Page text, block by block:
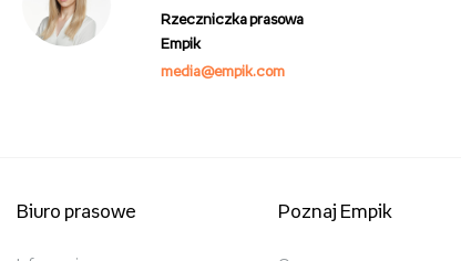
Rzeczniczka prasowa
Empik
media@empik.com
Biuro prasowe Poznaj Empik